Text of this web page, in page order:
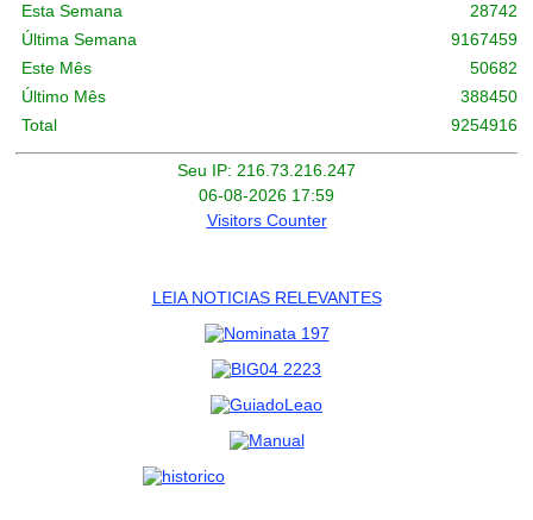
Esta Semana
Última Semana
Este Mês
Último Mês
Total
28742
9167459
50682
388450
9254916
Seu IP: 216.73.216.247
06-08-2026 17:59
Visitors Counter
LEIA NOTICIAS RELEVANTES